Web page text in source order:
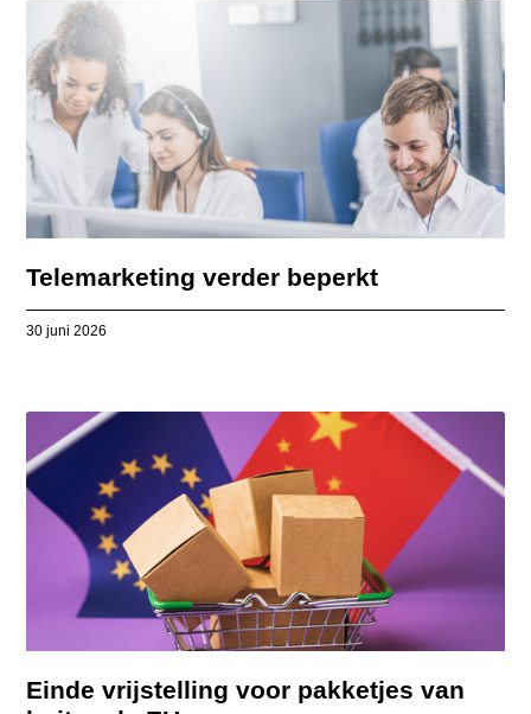
Telemarketing verder beperkt
30 juni 2026
Einde vrijstelling voor pakketjes van